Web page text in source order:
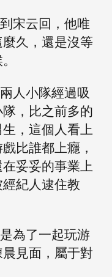
宋云回，他唯
久，還是沒等
人小隊經過吸
，比之前多的
，這個人看上
比誰都上癮，
妥妥的事業上
紀人逮住教
為了一起玩游
見面，屬于對